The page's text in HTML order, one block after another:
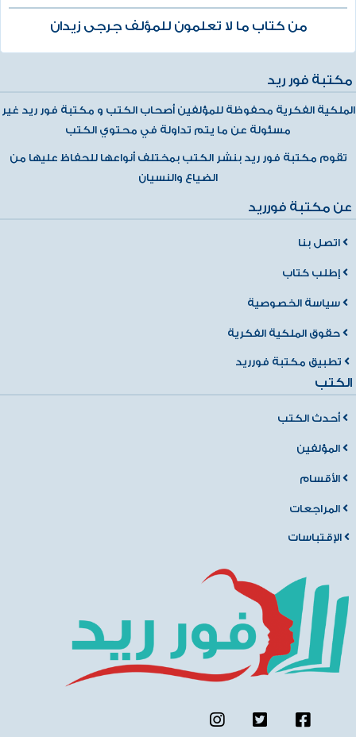
من كتاب ما لا تعلمون للمؤلف جرجى زيدان
مكتبة فور ريد
الملكية الفكرية محفوظة للمؤلفين أصحاب الكتب و مكتبة فور ريد غير
مسئولة عن ما يتم تداولة في محتوي الكتب
تقوم مكتبة فور ريد بنشر الكتب بمختلف أنواعها للحفاظ عليها من
الضياع والنسيان
عن مكتبة فورريد
اتصل بنا
إطلب كتاب
سياسة الخصوصية
حقوق الملكية الفكرية
تطبيق مكتبة فورريد
الكتب
أحدث الكتب
المؤلفين
الأقسام
المراجعات
الإقتباسات